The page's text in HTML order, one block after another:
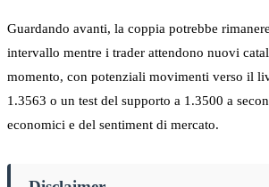
Guardando avanti, la coppia potrebbe
intervallo mentre i trader attendono nuovi
momento, con potenziali movimenti verso il
1.3563 o un test del supporto a 1.3500 a
economici e del sentiment di mercato.